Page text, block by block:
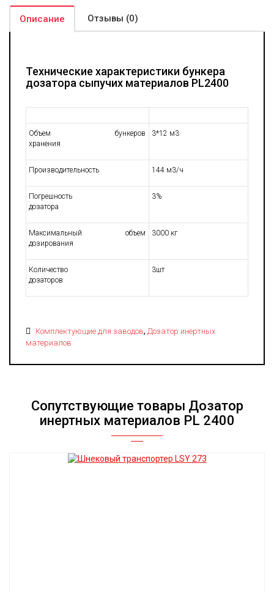
Описание Отзывы (0)
Технические характеристики бункера
дозатора сыпучих материалов PL2400
Объем бункеров
хранения
3*12 м3
Производительность 144 м3/ч
Погрешность
дозатора
3%
Максимальный объем
дозирования
3000 кг
Количество
дозаторов
3шт
Комплектующие для заводов, Дозатор инертных
материалов
Сопутствующие товары Дозатор
инертных материалов PL 2400